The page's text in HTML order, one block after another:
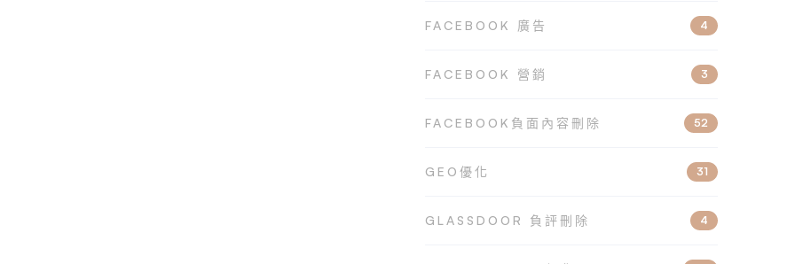
FACEBOOK 廣告 4
FACEBOOK 營銷 3
FACEBOOK負面內容刪除 52
GEO優化 31
GLASSDOOR 負評刪除 4